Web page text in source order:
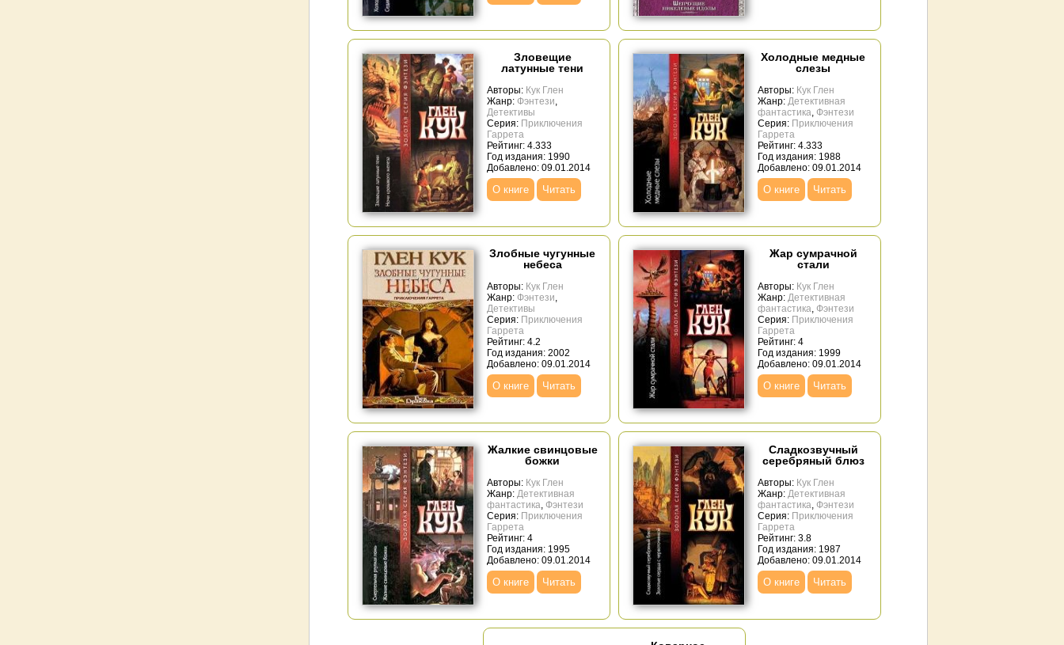
Зловещие
латунные тени
Авторы: Кук Глен
Жанр: Фэнтези,
Детективы
Серия: Приключения
Гаррета
Рейтинг: 4.333
Год издания: 1990
Добавлено: 09.01.2014
О книге Читать
Холодные медные
слезы
Авторы: Кук Глен
Жанр: Детективная
фантастика, Фэнтези
Серия: Приключения
Гаррета
Рейтинг: 4.333
Год издания: 1988
Добавлено: 09.01.2014
О книге Читать
Злобные чугунные
небеса
Авторы: Кук Глен
Жанр: Фэнтези,
Детективы
Серия: Приключения
Гаррета
Рейтинг: 4.2
Год издания: 2002
Добавлено: 09.01.2014
О книге Читать
Жар сумрачной
стали
Авторы: Кук Глен
Жанр: Детективная
фантастика, Фэнтези
Серия: Приключения
Гаррета
Рейтинг: 4
Год издания: 1999
Добавлено: 09.01.2014
О книге Читать
Жалкие свинцовые
божки
Авторы: Кук Глен
Жанр: Детективная
фантастика, Фэнтези
Серия: Приключения
Гаррета
Рейтинг: 4
Год издания: 1995
Добавлено: 09.01.2014
О книге Читать
Сладкозвучный
серебряный блюз
Авторы: Кук Глен
Жанр: Детективная
фантастика, Фэнтези
Серия: Приключения
Гаррета
Рейтинг: 3.8
Год издания: 1987
Добавлено: 09.01.2014
О книге Читать